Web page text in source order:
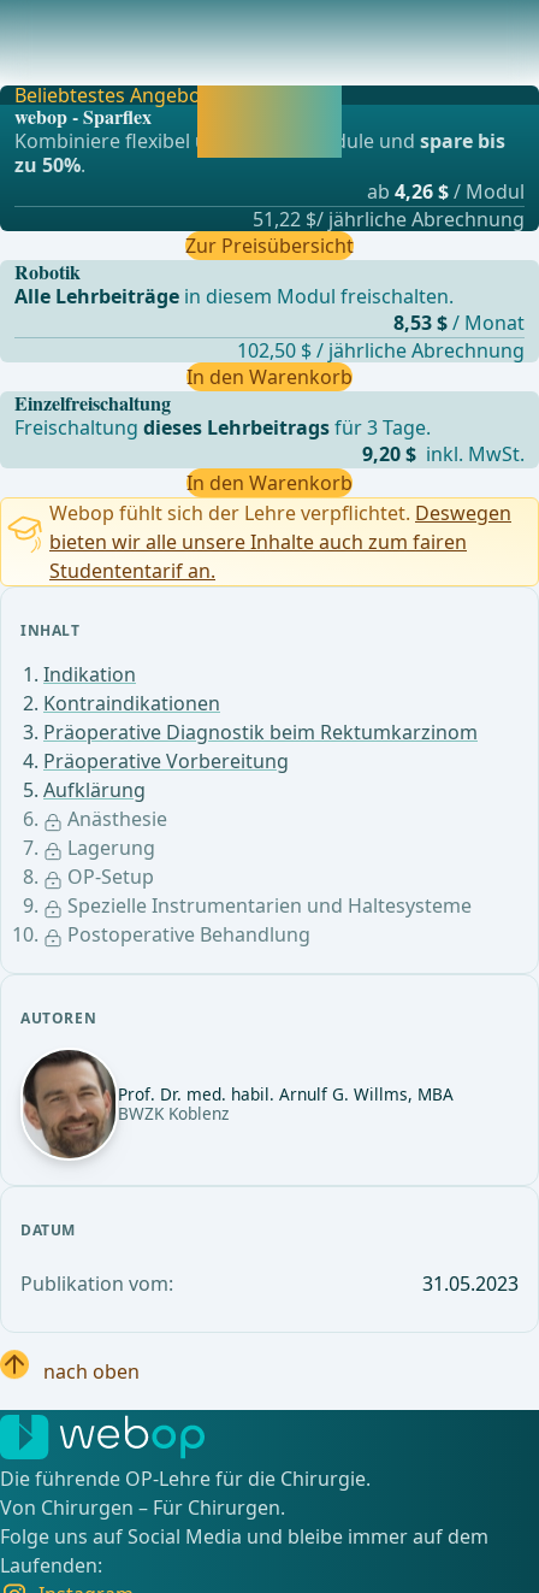
INHALT
Indikation
Kontraindikationen
Präoperative Diagnostik beim Rektumkarzinom
Präoperative Vorbereitung
Aufklärung
Anästhesie
Lagerung
OP-Setup
Spezielle Instrumentarien und Haltesysteme
Postoperative Behandlung
AUTOREN
Prof. Dr. med. habil. Arnulf G. Willms, MBA
BWZK Koblenz
DATUM
Publikation vom: 31.05.2023
IntubationsnarkoseAnlage PDK für postoperative
SchmerztherapieGgf. TAP Block (Transversus abdominis
Einzelfreischaltung
Freischaltungdieses Lehrbeitragsfür 3 Tage.
9,20 $ inkl. MwSt.
In den Warenkorb
Beliebtestes Angebot
webop - Sparflex
Kombiniere flexibel unsere Lernmodule undspare bis
zu 50%.
ab 4,26 $/ Modul
51,22 $/ jährliche Abrechnung
Zur Preisübersicht
Robotik
Alle Lehrbeiträge in diesem Modul freischalten.
8,53 $/ Monat
102,50 $ / jährliche Abrechnung
In den Warenkorb
Webop fühlt sich der Lehre verpflichtet. Deswegen
bieten wir alle unsere Inhalte auch zum fairen
Studententarif an.
nach oben
Die führende OP-Lehre für die Chirurgie.
Von Chirurgen – Für Chirurgen.
Folge uns auf Social Media und bleibe immer auf dem
Laufenden: